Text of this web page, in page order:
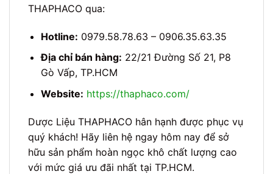
THAPHACO qua:
Hotline: 0979.58.78.63 – 0906.35.63.35
Địa chỉ bán hàng: 22/21 Đường Số 21, P8
Gò Vấp, TP.HCM
Website: https://thaphaco.com/
Dược Liệu THAPHACO hân hạnh được phục vụ
quý khách! Hãy liên hệ ngay hôm nay để sở
hữu sản phẩm hoàn ngọc khô chất lượng cao
với mức giá ưu đãi nhất tại TP.HCM.